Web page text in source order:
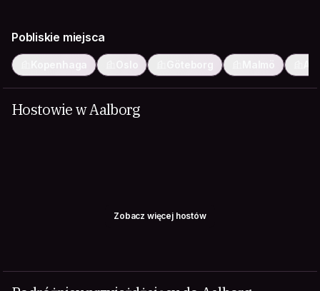
Pobliskie miejsca
Kopenhaga Oslo Göteborg Malmö
Hostowie w Aalborg
Zobacz więcej hostów